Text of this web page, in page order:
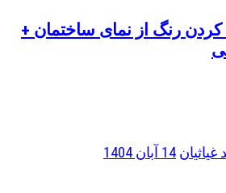
رنگ از نمای ساختمان +
14 آبان 1404